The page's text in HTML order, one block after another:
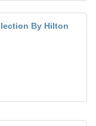
By Hilton